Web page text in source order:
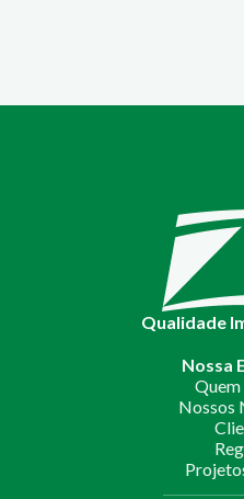
Qualidade
Nossa
Quem
Nossos